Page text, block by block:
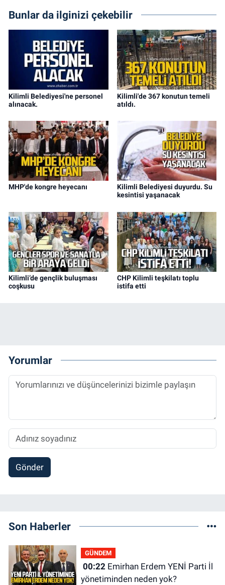
Bunlar da ilginizi çekebilir
Kilimli Belediyesi'ne personel
alınacak.
Kilimli'de 367 konutun temeli
atıldı.
MHP'de kongre heyecanı
Kilimli Belediyesi duyurdu. Su
kesintisi yaşanacak
Kilimli’de gençlik buluşması
coşkusu
CHP Kilimli teşkilatı toplu
istifa etti
Yorumlar
Gönder
Son Haberler
GÜNDEM
00:22Emirhan Erdem YENİ Parti İl
yönetiminden neden yok?